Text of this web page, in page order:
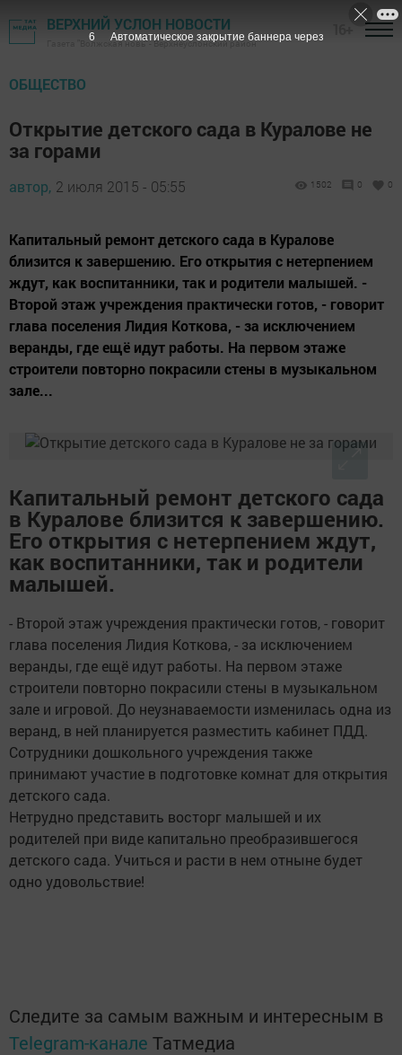
ВЕРХНИЙ УСЛОН НОВОСТИ
Газета "Волжская новь" - Верхнеуслонский район
ОБЩЕСТВО
Открытие детского сада в Куралове не
за горами
автор, 2 июля 2015 - 05:55 1502 0 0
Капитальный ремонт детского сада в Куралове
близится к завершению. Его открытия с нетерпением
ждут, как воспитанники, так и родители малышей. -
Второй этаж учреждения практически готов, - говорит
глава поселения Лидия Коткова, - за исключением
веранды, где ещё идут работы. На первом этаже
строители повторно покрасили стены в музыкальном
зале...
Капитальный ремонт детского сада
в Куралове близится к завершению.
Его открытия с нетерпением ждут,
как воспитанники, так и родители
малышей.
- Второй этаж учреждения практически готов, - говорит
глава поселения Лидия Коткова, - за исключением
веранды, где ещё идут работы. На первом этаже
строители повторно покрасили стены в музыкальном
зале и игровой. До неузнаваемости изменилась одна из
веранд, в ней планируется разместить кабинет ПДД.
Сотрудники дошкольного учреждения также
принимают участие в подготовке комнат для открытия
детского сада.
Нетрудно представить восторг малышей и их
родителей при виде капитально преобразившегося
детского сада. Учиться и расти в нем отныне будет
одно удовольствие!
Следите за самым важным и интересным в
Telegram-канале Татмедиа
5 Автоматическое закрытие баннера через